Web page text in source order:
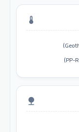
thermostat
nature